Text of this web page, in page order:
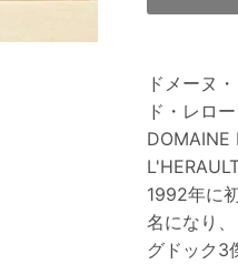
ドメーヌ
ド・レロ
DOMAINE
1992年に
名になり
グドック3